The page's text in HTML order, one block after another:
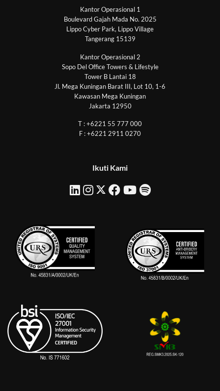
Kantor Operasional 1
Boulevard Gajah Mada No. 2025
Lippo Cyber Park, Lippo Village
Tangerang 15139
Kantor Operasional 2
Sopo Del Office Towers & Lifestyle
Tower B Lantai 18
Jl. Mega Kuningan Barat III, Lot 10, 1-6
Kawasan Mega Kuningan
Jakarta 12950
T : +6221 55 777 000
F : +6221 2911 0270
Ikuti Kami